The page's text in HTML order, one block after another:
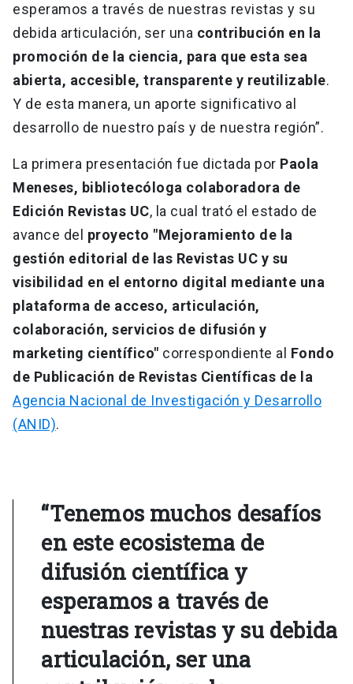
esperamos a través de nuestras revistas y su
debida articulación, ser una contribución en la
promoción de la ciencia, para que esta sea
abierta, accesible, transparente y reutilizable.
Y de esta manera, un aporte significativo al
desarrollo de nuestro país y de nuestra región”.
La primera presentación fue dictada por Paola
Meneses, bibliotecóloga colaboradora de
Edición Revistas UC, la cual trató el estado de
avance del proyecto "Mejoramiento de la
gestión editorial de las Revistas UC y su
visibilidad en el entorno digital mediante una
plataforma de acceso, articulación,
colaboración, servicios de difusión y
marketing científico" correspondiente al Fondo
de Publicación de Revistas Científicas de la
Agencia Nacional de Investigación y Desarrollo
(ANID).
“Tenemos muchos desafíos
en este ecosistema de
difusión científica y
esperamos a través de
nuestras revistas y su debida
articulación, ser una